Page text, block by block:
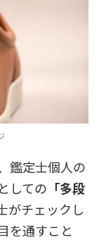
鑑定士個人の
しての 「多段
がチェックし
を通すこと